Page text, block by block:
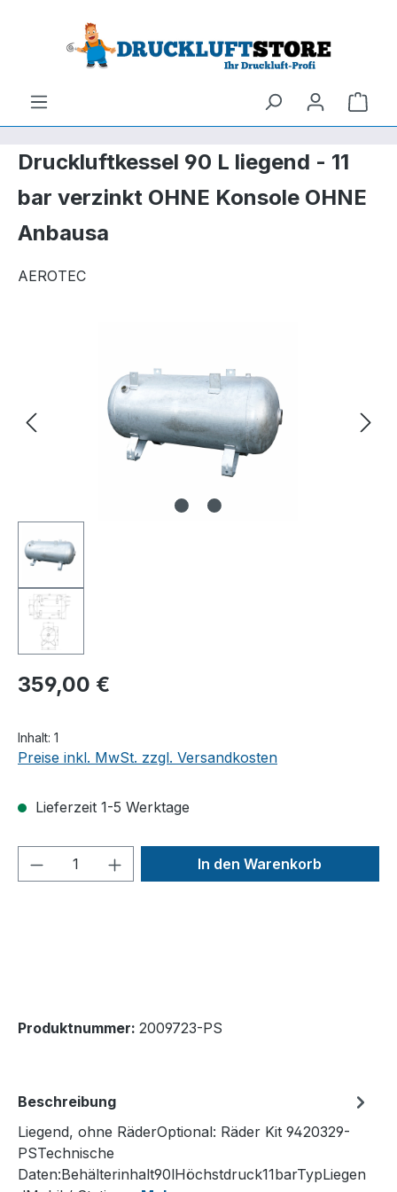
Hauptinhalt springen
Zur Suche springen
Druckluftkessel 90 L liegend - 11
bar verzinkt OHNE Konsole OHNE
Anbausa
AEROTEC
359,00 €
Inhalt: 1
Preise inkl. MwSt. zzgl. Versandkosten
Lieferzeit 1-5 Werktage
Produkt Anzahl: Gib denIn den Warenkorb
Produktnummer: 2009723-PS
Beschreibung
Liegend, ohne RäderOptional: Räder Kit 9420329-
PSTechnische
Daten:Behälterinhalt90lHöchstdruck11barTypLiegen